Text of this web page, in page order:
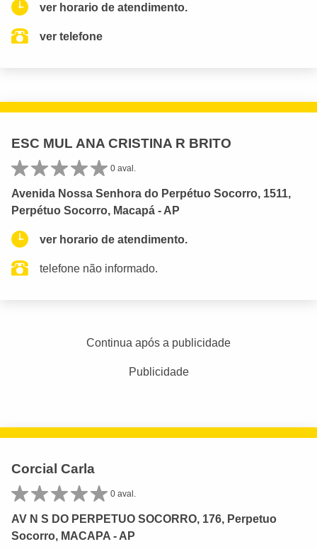
ver horario de atendimento.
ver telefone
ESC MUL ANA CRISTINA R BRITO
0 aval.
Avenida Nossa Senhora do Perpétuo Socorro, 1511,
Perpétuo Socorro, Macapá - AP
ver horario de atendimento.
telefone não informado.
Continua após a publicidade
Publicidade
Corcial Carla
0 aval.
AV N S DO PERPETUO SOCORRO, 176, Perpetuo
Socorro, MACAPA - AP